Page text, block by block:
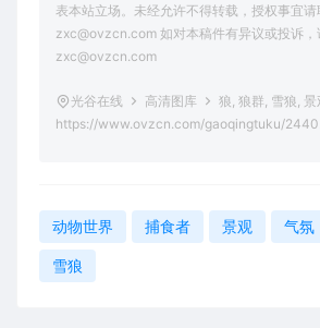
表本站立场。未经允许不得转载，授权事宜请
zxc@ovzcn.com 如对本稿件有异议或投诉，
zxc@ovzcn.com
光谷在线 高清图库
狼, 狼群, 雪狼, 景
https://www.ovzcn.com/gaoqingtuku/
动物世界 捕食者 景观 气氛
雪狼